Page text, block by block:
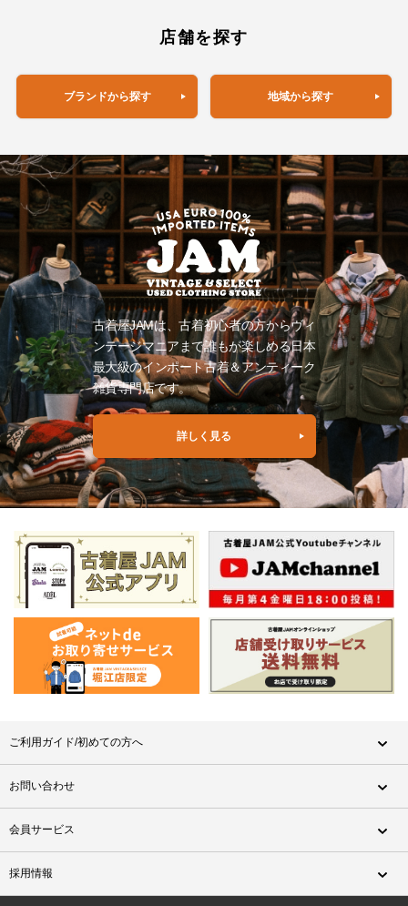
店舗を探す
ブランドから探す 地域から探す
古着屋JAMは、古着初心者の方からヴィ
ンテージマニアまで誰もが楽しめる日本
最大級のインポート古着＆アンティーク
雑貨専門店です。
詳しく見る
ご利用ガイド/初めての方へ
お問い合わせ
会員サービス
採用情報